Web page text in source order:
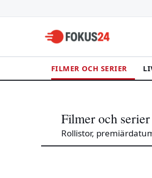
till
FILMER OCH SERIER
Filmer och serier
Rollistor,